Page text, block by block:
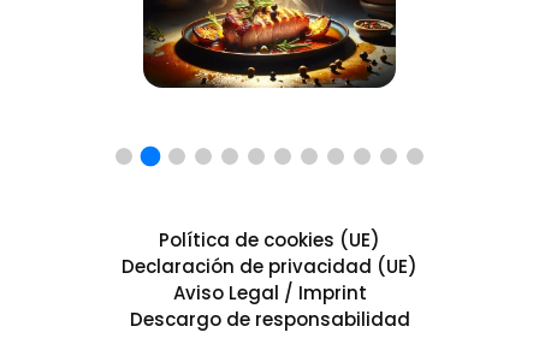
Política de cookies (UE)
Declaración de privacidad (UE)
Aviso Legal / Imprint
Descargo de responsabilidad